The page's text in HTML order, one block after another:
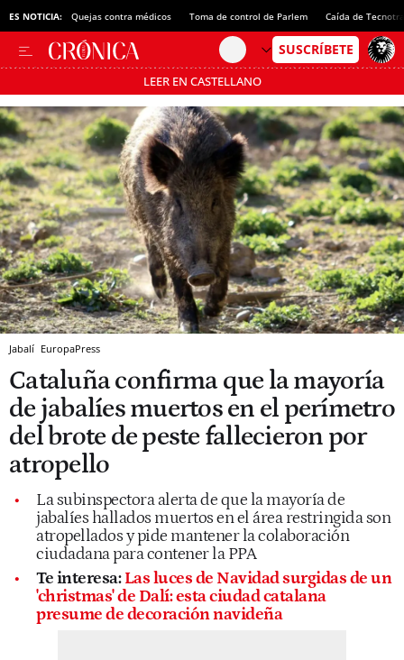
ES NOTICIA: Quejas contra médicos Toma de control de Parlem Caída de
LEER EN CASTELLANO
Pásate al MODO AHORRO
Jabalí EuropaPress
Cataluña confirma que la mayoría
de jabalíes muertos en el perímetro
del brote de peste fallecieron por
atropello
La subinspectora alerta de que la mayoría de
jabalíes hallados muertos en el área restringida son
atropellados y pide mantener la colaboración
ciudadana para contener la PPA
Te interesa:Las luces de Navidad surgidas de un
'christmas' de Dalí: esta ciudad catalana
presume de decoración navideña